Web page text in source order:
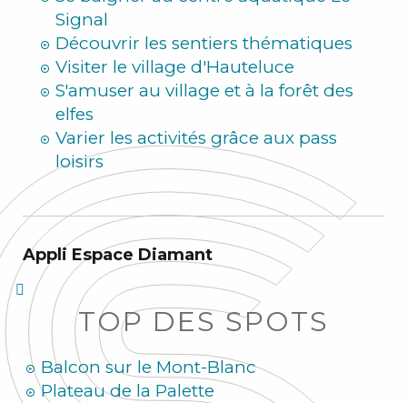
Signal
Découvrir les sentiers thématiques
Visiter le village d'Hauteluce
S'amuser au village et à la forêt des
elfes
Varier les activités grâce aux pass
loisirs
Appli Espace Diamant
TOP DES SPOTS
Balcon sur le Mont-Blanc
Plateau de la Palette